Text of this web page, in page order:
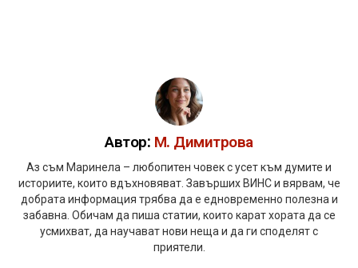
Автор: М. Димитрова
Аз съм Маринела – любопитен човек с усет към думите и
историите, които вдъхновяват. Завърших ВИНС и вярвам, че
добрата информация трябва да е едновременно полезна и
забавна. Обичам да пиша статии, които карат хората да се
усмихват, да научават нови неща и да ги споделят с
приятели.